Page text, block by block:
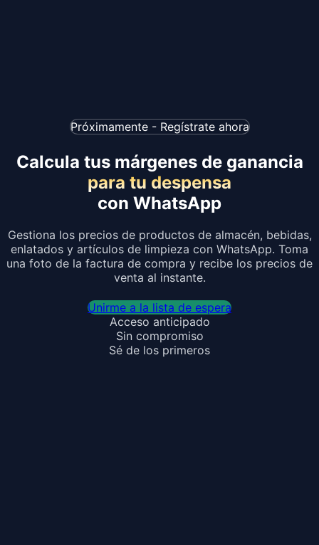
Próximamente - Regístrate ahora
Calcula tus márgenes de ganancia
para tu despensa
con WhatsApp
Gestiona los precios de productos de almacén, bebidas,
enlatados y artículos de limpieza con WhatsApp. Toma
una foto de la factura de compra y recibe los precios de
venta al instante.
Unirme a la lista de espera
Acceso anticipado
Sin compromiso
Sé de los primeros